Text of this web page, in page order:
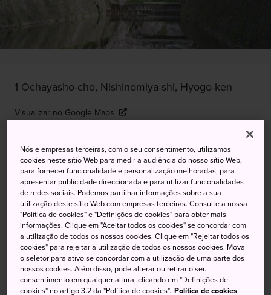
1 Ochayasho-cho, Nishinomiya-shi, Hyogo-ken
Visualizar no Google Maps
PALAVRAS-CHAVE MAPA
Um parque à beira do rio que
abriga a melhor exposição de
florada de cerejeiras de Hyogo
Nós e empresas terceiras, com o seu consentimento, utilizamos
cookies neste sítio Web para medir a audiência do nosso sítio Web,
para fornecer funcionalidade e personalização melhoradas, para
apresentar publicidade direccionada e para utilizar funcionalidades
de redes sociais. Podemos partilhar informações sobre a sua
utilização deste sítio Web com empresas terceiras. Consulte a nossa
"Política de cookies" e "Definições de cookies" para obter mais
informações. Clique em "Aceitar todos os cookies" se concordar com
a utilização de todos os nossos cookies. Clique em "Rejeitar todos os
cookies" para rejeitar a utilização de todos os nossos cookies. Mova
o seletor para ativo se concordar com a utilização de uma parte dos
nossos cookies. Além disso, pode alterar ou retirar o seu
consentimento em qualquer altura, clicando em "Definições de
cookies" no artigo 3.2 da "Política de cookies". Política de cookies